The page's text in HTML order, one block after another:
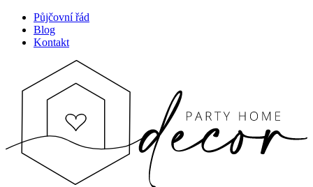
Půjčovní řád
Blog
Kontakt